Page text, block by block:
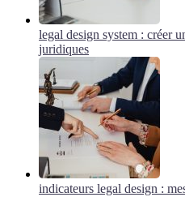
legal design system : créer
juridiques
indicateurs legal design :